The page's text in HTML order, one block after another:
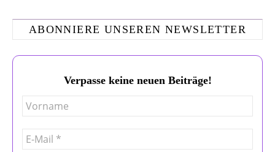
ABONNIERE UNSEREN NEWSLETTER
Verpasse keine neuen Beiträge!